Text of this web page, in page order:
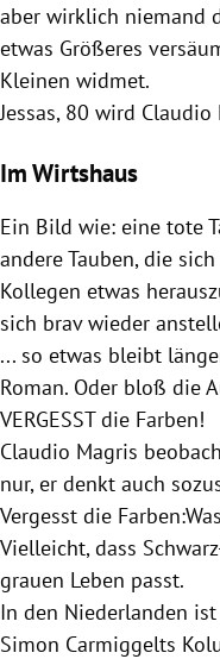
Untermenü
Untermenü
Untermenü
aber wirklich niemand
etwas Größeres
Kleinen widmet.
Jessas, 80 wird Claudio
Im Wirtshaus
Ein Bild wie: eine tote
andere Tauben, die
Kollegen etwas
sich brav wieder
... so etwas bleibt
Roman. Oder bloß die
VERGESST die Farben!
Claudio Magris
nur, er denkt auch
Vergesst die
Vielleicht, dass
grauen Leben passt.
In den Niederlanden
Simon Carmiggelts